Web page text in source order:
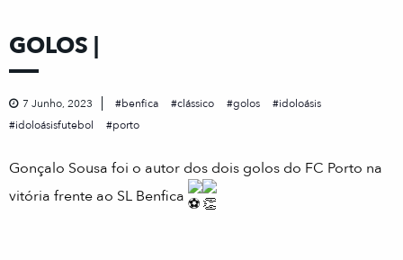
GOLOS |
7 Junho, 2023 benfica clássico golos
idoloásis
idoloásisfutebol
porto
Gonçalo Sousa foi o autor dos dois golos do FC Porto na
vitória frente ao SL Benfica